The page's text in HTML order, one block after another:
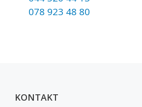
078 923 48 80
KONTAKT